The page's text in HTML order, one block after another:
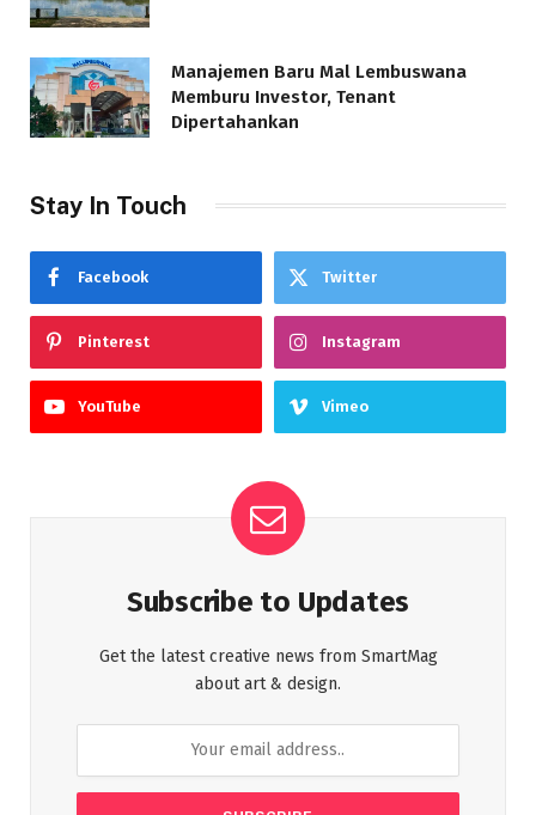
Manajemen Baru Mal Lembuswana
Memburu Investor, Tenant
Dipertahankan
Stay In Touch
Facebook Twitter
Pinterest Instagram
YouTube Vimeo
Subscribe to Updates
Get the latest creative news from SmartMag
about art & design.